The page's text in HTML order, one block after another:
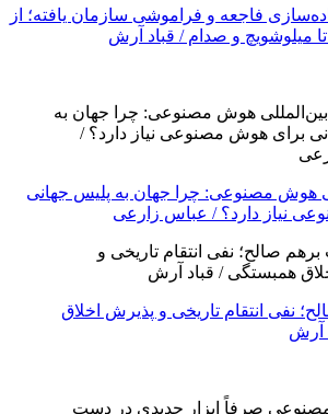
فاجعە و فراموشی سازمان یافتە؛ از
تا میلوشویچ و صدام / قباد آرش
هوش مصنوعی: چرا جهان به پلیس جهانی
نیاز دارد؟ / عباس زارعی
نفی انتقام تاریخی و پذیرش اخلاق
آرش